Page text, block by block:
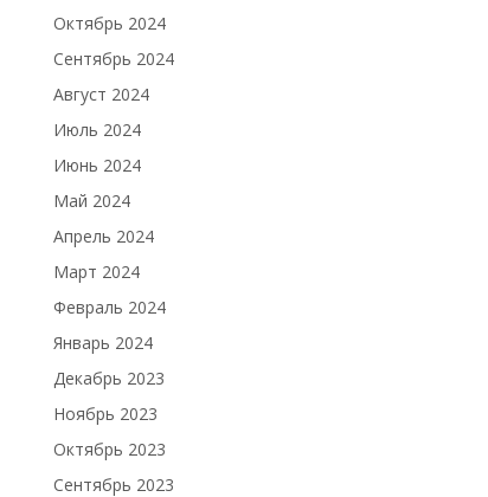
Октябрь 2024
Сентябрь 2024
Август 2024
Июль 2024
Июнь 2024
Май 2024
Апрель 2024
Март 2024
Февраль 2024
Январь 2024
Декабрь 2023
Ноябрь 2023
Октябрь 2023
Сентябрь 2023